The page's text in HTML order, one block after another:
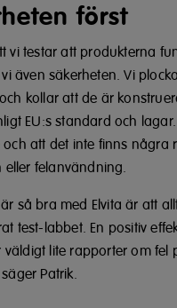
först
vi testar att produkterna
även säkerheten. Vi
kollar att de är
EU:s standard och
att det inte finns några
eller felanvändning.
så bra med Elvita är att
test-labbet. En positiv
väldigt lite rapporter om fel
Patrik.